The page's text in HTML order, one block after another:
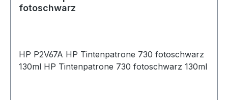
fotoschwarz
HP P2V67A HP Tintenpatrone 730 fotoschwarz
130ml HP Tintenpatrone 730 fotoschwarz 130ml